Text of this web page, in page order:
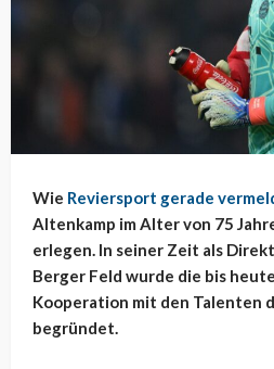
Wie Reviersport gerade
Altenkamp im Alter von 75
erlegen. In seiner Zeit als
Berger Feld wurde die bis
Kooperation mit den Talenten
begründet.